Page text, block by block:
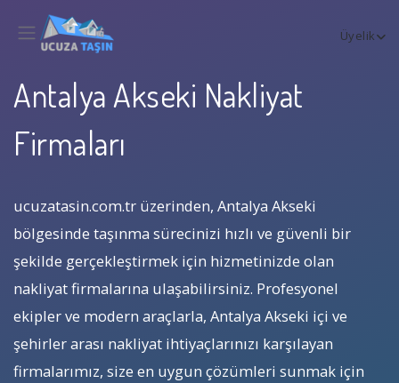
Üyelik
Antalya Akseki Nakliyat
Firmaları
ucuzatasin.com.tr üzerinden, Antalya Akseki
bölgesinde taşınma sürecinizi hızlı ve güvenli bir
şekilde gerçekleştirmek için hizmetinizde olan
nakliyat firmalarına ulaşabilirsiniz. Profesyonel
ekipler ve modern araçlarla, Antalya Akseki içi ve
şehirler arası nakliyat ihtiyaçlarınızı karşılayan
firmalarımız, size en uygun çözümleri sunmak için